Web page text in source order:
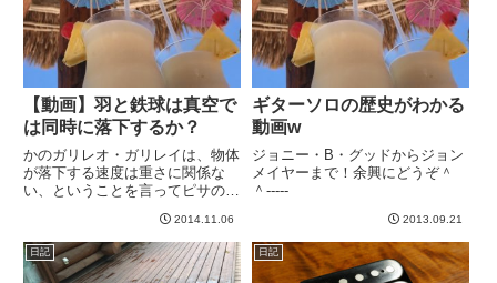
に...
【動画】羽と鉄球は真空で
は同時に落下するか？
かのガリレオ・ガリレイは、物体
が落下する速度は重さに関係な
い、ということを言ってピサの斜
ドがありますね。実際にはやって
ないという話もあるようで、半ば
伝説のようです。ともあれ、その
理論が正しければ、羽のように軽
2014.11.06
ギターソロの歴史がわかる
動画w
ジョニー・B・グッドからジョン
メイヤーまで！余興にどうぞ＾
＾-----
2013.09.21
日記 日記